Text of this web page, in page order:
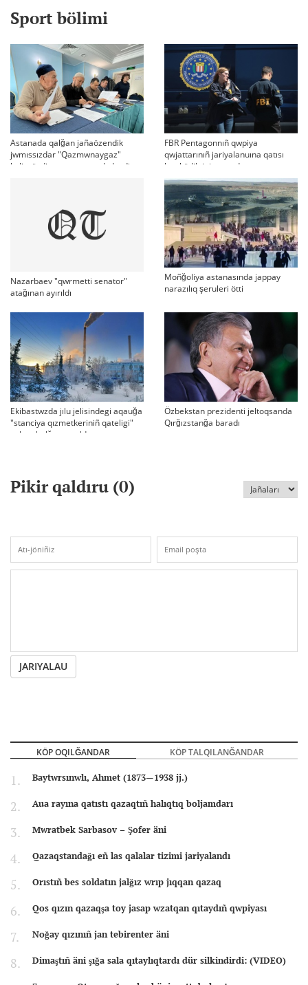
Sport bölimi
Astanada qalğan jañaözendik
jwmıssızdar "Qazmwnaygaz"
kelissözdi toqtatıp tastadı deydi
FBR Pentagonnıñ qwpiya
qwjattarınıñ jariyalanuına qatısı
bar küdiktini qamadı
Nazarbaev "qwrmetti senator"
atağınan ayırıldı
Moñğoliya astanasında jappay
narazılıq şeruleri ötti
Ekibastwzda jılu jelisindegi aqauğa
"stanciya qızmetkeriniñ qateligi"
sebep bolğanı aytıldı
Özbekstan prezidenti jeltoqsanda
Qırğızstanğa baradı
Pikir qaldıru (0)
JARIYALAU
KÖP OQILĞANDAR KÖP TALQILANĞANDAR
Baytwrsınwlı, Ahmet (1873—1938 jj.)
Aua rayına qatıstı qazaqtıñ halıqtıq boljamdarı
Mwratbek Sarbasov – Şofer äni
Qazaqstandağı eñ las qalalar tizimi jariyalandı
Orıstıñ bes soldatın jalğız wrıp jıqqan qazaq
Qos qızın qazaqşa toy jasap wzatqan qıtaydıñ qwpiyası
Noğay qızınıñ jan tebirenter äni
Dimaştıñ äni şığa sala qıtaylıqtardı dür silkindirdi: (VIDEO)